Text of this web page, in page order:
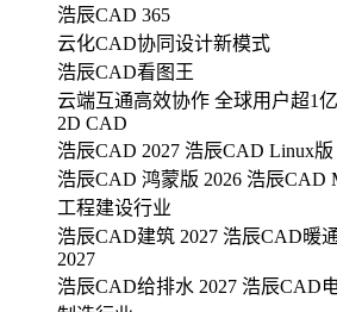
浩辰CAD 365
云化CAD协同设计新模式
浩辰CAD看图王
云端互通高效协作 全球用户超1亿
2D CAD
浩辰CAD 2027 浩辰CAD Linux版
浩辰CAD 鸿蒙版 2026 浩辰CAD
工程建设行业
浩辰CAD建筑 2027 浩辰CAD暖
2027
浩辰CAD给排水 2027 浩辰CAD